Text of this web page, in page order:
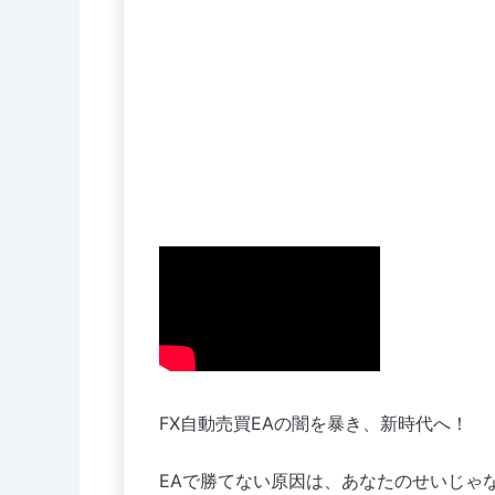
FX自動売買EAの闇を暴き、新時代へ！
EAで勝てない原因は、あなたのせいじゃ